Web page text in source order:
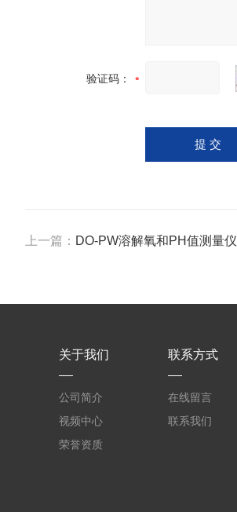
验证码：
上一篇： DO-PW溶解氧和PH值测量仪
关于我们
公司简介
视频中心
荣誉资质
联系方式
在线留言
联系我们